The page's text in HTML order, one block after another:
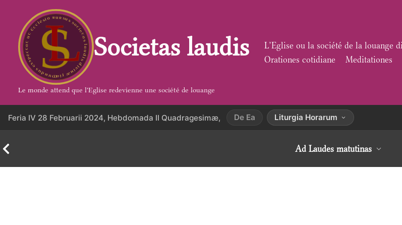
contenu
Societas laudis
Le monde attend que l'Eglise redevienne une société de louange
L’Eglise ou la société de la louange
Orationes cotidiane
Meditationes
Feria IV 28 Februarii 2024, Hebdomada II Quadragesimæ, De Ea Liturgia Horarum
Ad Laudes matutinas